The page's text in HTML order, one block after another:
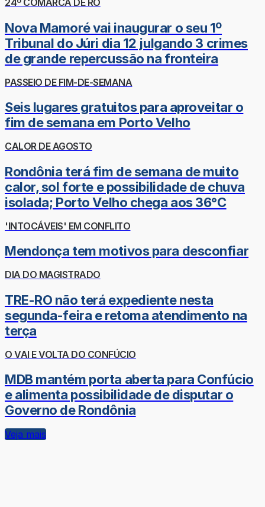
24º COMARCA DE RO
Nova Mamoré vai inaugurar o seu 1º
Tribunal do Júri dia 12 julgando 3 crimes
de grande repercussão na fronteira
PASSEIO DE FIM-DE-SEMANA
Seis lugares gratuitos para aproveitar o
fim de semana em Porto Velho
CALOR DE AGOSTO
Rondônia terá fim de semana de muito
calor, sol forte e possibilidade de chuva
isolada; Porto Velho chega aos 36°C
'INTOCÁVEIS' EM CONFLITO
Mendonça tem motivos para desconfiar
DIA DO MAGISTRADO
TRE-RO não terá expediente nesta
segunda-feira e retoma atendimento na
terça
O VAI E VOLTA DO CONFÚCIO
MDB mantém porta aberta para Confúcio
e alimenta possibilidade de disputar o
Governo de Rondônia
Veja mais